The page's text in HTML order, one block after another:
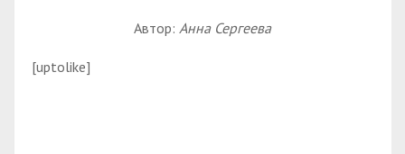
Автор: Анна Сергеева
[uptolike]